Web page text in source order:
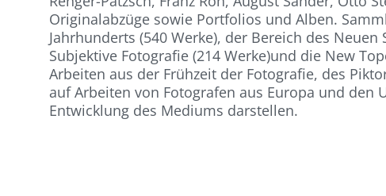
Originalabzüge sowie Portfolios und Alben.
Jahrhunderts (540 Werke), der Bereich des
Subjektive Fotografie (214 Werke)und die New
Arbeiten aus der Frühzeit der Fotografie, des
auf Arbeiten von Fotografen aus Europa und
Entwicklung des Mediums darstellen.